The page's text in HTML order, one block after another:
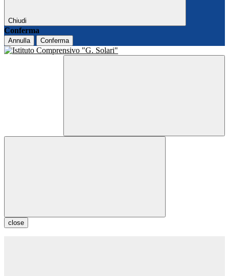
Chiudi
Conferma
Annulla Conferma
close